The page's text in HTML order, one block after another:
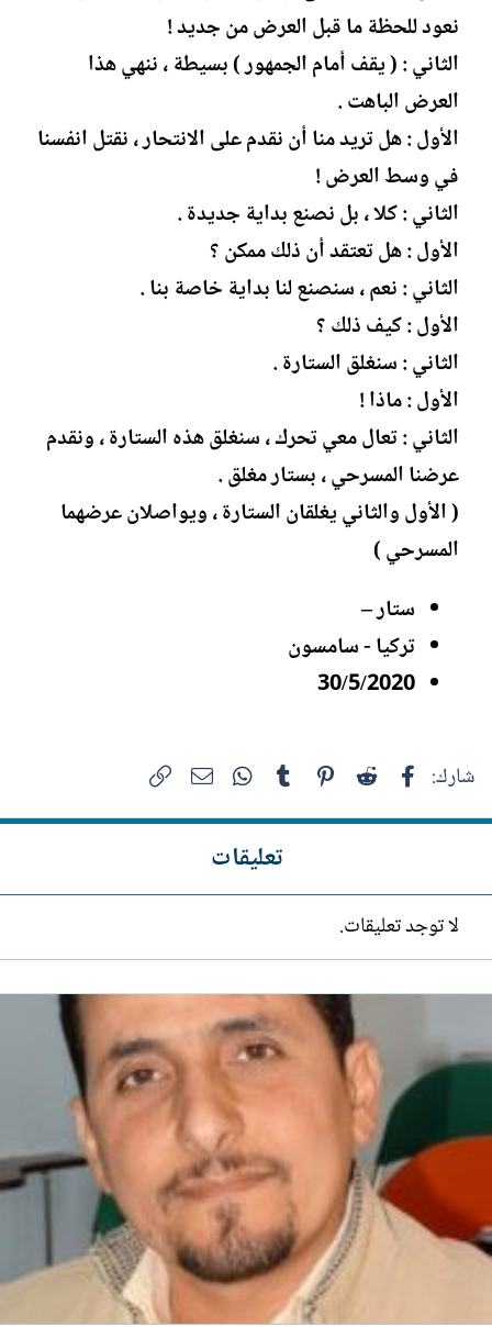
نعود للحظة ما قبل العرض من جديد !
الثاني : ( يقف أمام الجمهور ) بسيطة ، ننهي هذا
العرض الباهت .
الأول : هل تريد منا أن نقدم على الانتحار ، نقتل انفسنا
في وسط العرض !
الثاني : كلا ، بل نصنع بداية جديدة .
الأول : هل تعتقد أن ذلك ممكن ؟
الثاني : نعم ، سنصنع لنا بداية خاصة بنا .
الأول : كيف ذلك ؟
الثاني : سنغلق الستارة .
الأول : ماذا !
الثاني : تعال معي تحرك ، سنغلق هذه الستارة ، ونقدم
عرضنا المسرحي ، بستار مغلق .
( الأول والثاني يغلقان الستارة ، ويواصلان عرضهما
المسرحي )
ستار –
تركيا - سامسون
30/5/2020
شارك: فيسبوك Reddit
Pinterest
Tumblr
WhatsAppالبريد الإلكتروني
تعليقات
لا توجد تعليقات.